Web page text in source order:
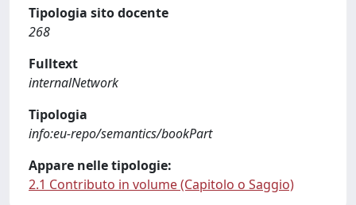
Tipologia sito docente
268
Fulltext
internalNetwork
Tipologia
info:eu-repo/semantics/bookPart
Appare nelle tipologie:
2.1 Contributo in volume (Capitolo o Saggio)